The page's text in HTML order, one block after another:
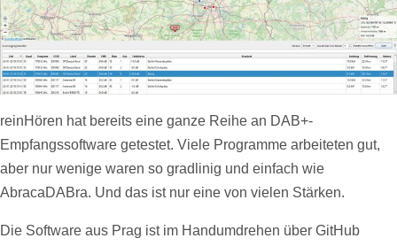
reinHören hat bereits eine ganze Reihe an DAB+-
Empfangssoftware getestet. Viele Programme arbeiteten gut,
aber nur wenige waren so gradlinig und einfach wie
AbracaDABra. Und das ist nur eine von vielen Stärken.
Die Software aus Prag ist im Handumdrehen über GitHub